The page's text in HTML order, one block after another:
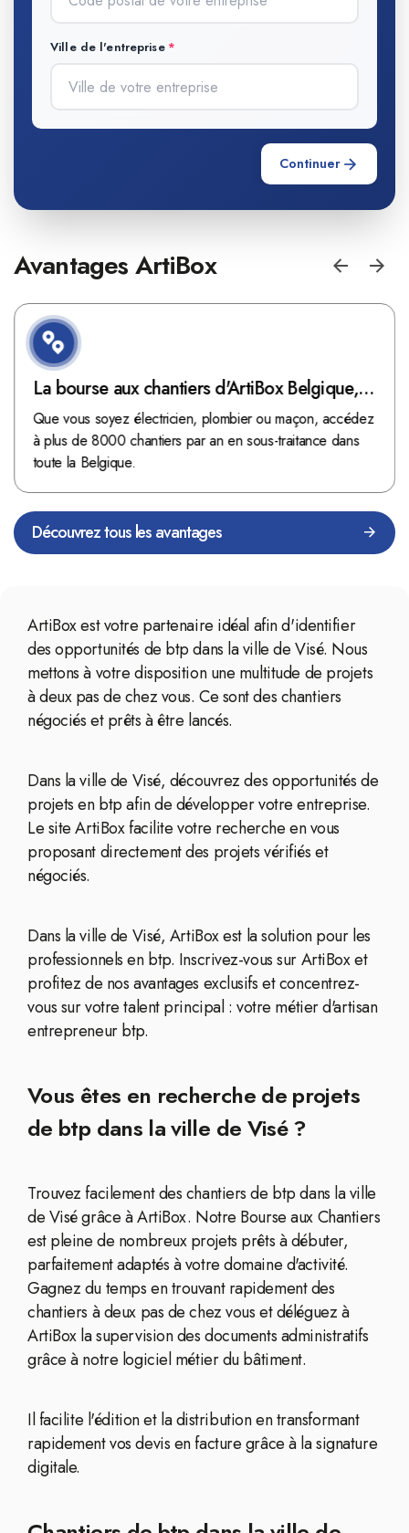
Ville de l'entreprise
Continuer
Avantages ArtiBox
La bourse aux chantiers d'ArtiBox Belgique,
véritable mine d'or !
Que vous soyez électricien, plombier ou maçon, accédez
à plus de 8000 chantiers par an en sous-traitance dans
toute la Belgique.
Découvrez tous les avantages
ArtiBox est votre partenaire idéal afin d'identifier
des opportunités de btp dans la ville de Visé. Nous
mettons à votre disposition une multitude de projets
à deux pas de chez vous. Ce sont des chantiers
négociés et prêts à être lancés.
Dans la ville de Visé, découvrez des opportunités de
projets en btp afin de développer votre entreprise.
Le site ArtiBox facilite votre recherche en vous
proposant directement des projets vérifiés et
négociés.
Dans la ville de Visé, ArtiBox est la solution pour les
professionnels en btp. Inscrivez-vous sur ArtiBox et
profitez de nos avantages exclusifs et concentrez-
vous sur votre talent principal : votre métier d'artisan
entrepreneur btp.
Vous êtes en recherche de projets
de btp dans la ville de Visé ?
Trouvez facilement des chantiers de btp dans la ville
de Visé grâce à ArtiBox. Notre Bourse aux Chantiers
est pleine de nombreux projets prêts à débuter,
parfaitement adaptés à votre domaine d'activité.
Gagnez du temps en trouvant rapidement des
chantiers à deux pas de chez vous et déléguez à
ArtiBox la supervision des documents administratifs
grâce à notre logiciel métier du bâtiment.
Il facilite l'édition et la distribution en transformant
rapidement vos devis en facture grâce à la signature
digitale.